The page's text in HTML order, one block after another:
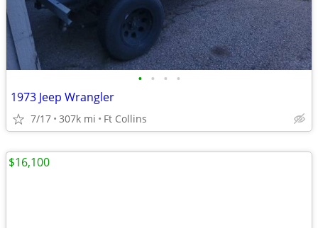
• • • •
1973 Jeep Wrangler
7/17 307k mi Ft Collins
$16,100